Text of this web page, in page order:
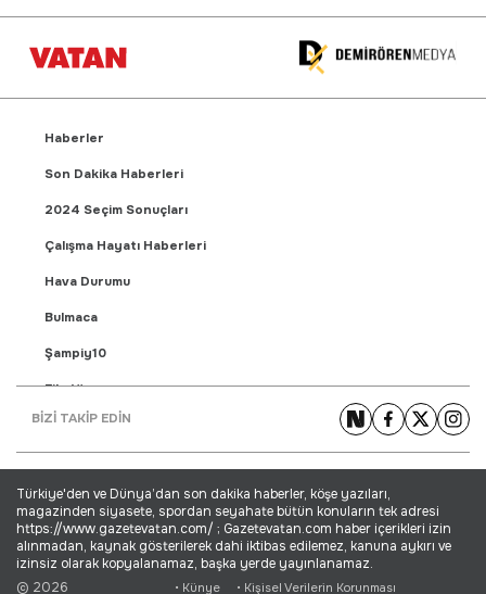
Haberler
Son Dakika Haberleri
2024 Seçim Sonuçları
Çalışma Hayatı Haberleri
Hava Durumu
Bulmaca
Şampiy10
Fikstür
Puan Durumu
Yaşam Haberleri
Ekonomi Haberleri
Dünya Haberleri
BİZİ TAKİP EDİN
Türkiye'den ve Dünya’dan son dakika haberler, köşe yazıları,
magazinden siyasete, spordan seyahate bütün konuların tek adresi
https://www.gazetevatan.com/ ; Gazetevatan.com haber içerikleri izin
alınmadan, kaynak gösterilerek dahi iktibas edilemez, kanuna aykırı ve
izinsiz olarak kopyalanamaz, başka yerde yayınlanamaz.
© 2026
• Künye
• Kişisel Verilerin Korunması